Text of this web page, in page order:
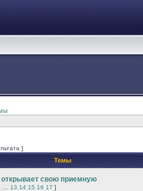
]
Темы
открывает свою приемную
13 14 15 16 17 ]